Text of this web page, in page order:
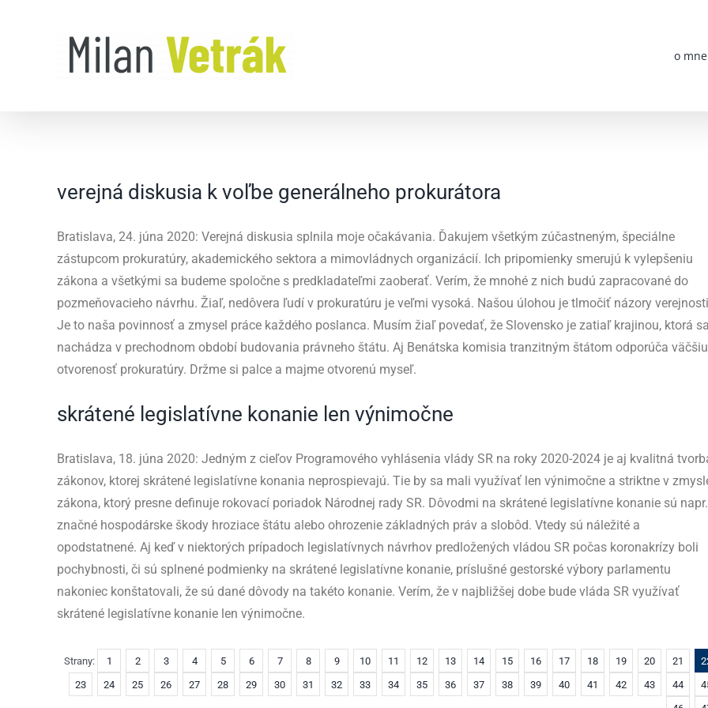
o mne
verejná diskusia k voľbe generálneho prokurátora
Bratislava, 24. júna 2020: Verejná diskusia splnila moje očakávania. Ďakujem všetkým zúčastneným, špeciálne
zástupcom prokuratúry, akademického sektora a mimovládnych organizácií. Ich pripomienky smerujú k vylepšeniu
zákona a všetkými sa budeme spoločne s predkladateľmi zaoberať. Verím, že mnohé z nich budú zapracované do
pozmeňovacieho návrhu. Žiaľ, nedôvera ľudí v prokuratúru je veľmi vysoká. Našou úlohou je tlmočiť názory
Je to naša povinnosť a zmysel práce každého poslanca. Musím žiaľ povedať, že Slovensko je zatiaľ krajinou, ktorá sa
nachádza v prechodnom období budovania právneho štátu. Aj Benátska komisia tranzitným štátom odporúča väčšiu
otvorenosť prokuratúry. Držme si palce a majme otvorenú myseľ.
skrátené legislatívne konanie len výnimočne
Bratislava, 18. júna 2020: Jedným z cieľov Programového vyhlásenia vlády SR na roky 2020-2024 je aj kvalitná
zákonov, ktorej skrátené legislatívne konania neprospievajú. Tie by sa mali využívať len výnimočne a striktne v
zákona, ktorý presne definuje rokovací poriadok Národnej rady SR. Dôvodmi na skrátené legislatívne konanie sú napr.
značné hospodárske škody hroziace štátu alebo ohrozenie základných práv a slobôd. Vtedy sú náležité a
opodstatnené. Aj keď v niektorých prípadoch legislatívnych návrhov predložených vládou SR počas koronakrízy boli
pochybnosti, či sú splnené podmienky na skrátené legislatívne konanie, príslušné gestorské výbory parlamentu
nakoniec konštatovali, že sú dané dôvody na takéto konanie. Verím, že v najbližšej dobe bude vláda SR využívať
skrátené legislatívne konanie len výnimočne.
Strany: 1 2 3 4 5 6 7 8 9 10 11 12 13 14 15 16 17 18 19 20 21
23
24 25 26 27 28 29 30 31 32 33 34 35 36 37 38 39 40 41 42 43 44